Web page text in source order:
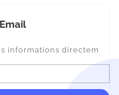
informations directem